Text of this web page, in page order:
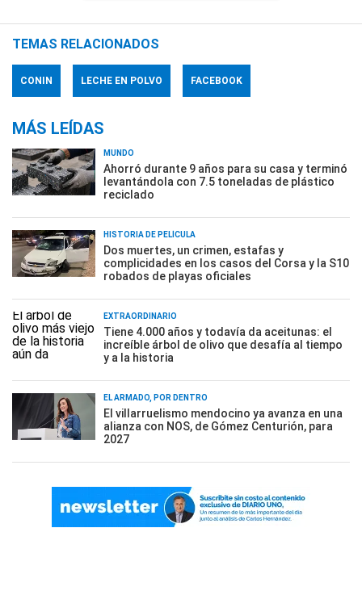
TEMAS RELACIONADOS
CONIN LECHE EN POLVO FACEBOOK
MÁS LEÍDAS
MUNDO
Ahorró durante 9 años para su casa y terminó
levantándola con 7.5 toneladas de plástico
reciclado
HISTORIA DE PELÍCULA
Dos muertes, un crimen, estafas y
complicidades en los casos del Corsa y la S10
robados de playas oficiales
EXTRAORDINARIO
Tiene 4.000 años y todavía da aceitunas: el
increíble árbol de olivo que desafía al tiempo
y a la historia
EL ARMADO, POR DENTRO
El villarruelismo mendocino ya avanza en una
alianza con NOS, de Gómez Centurión, para
2027